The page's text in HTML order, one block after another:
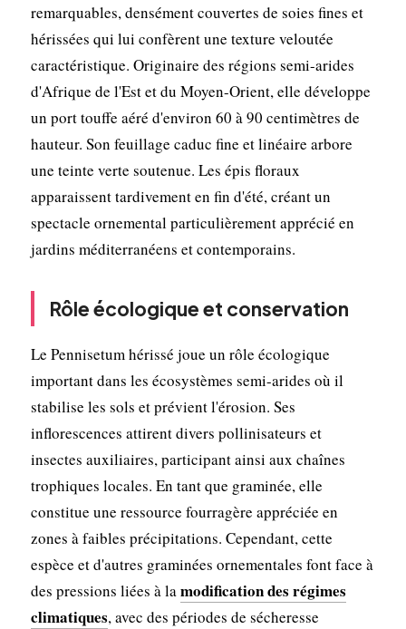
remarquables, densément couvertes de soies fines et
hérissées qui lui confèrent une texture veloutée
caractéristique. Originaire des régions semi-arides
d'Afrique de l'Est et du Moyen-Orient, elle développe
un port touffe aéré d'environ 60 à 90 centimètres de
hauteur. Son feuillage caduc fine et linéaire arbore
une teinte verte soutenue. Les épis floraux
apparaissent tardivement en fin d'été, créant un
spectacle ornemental particulièrement apprécié en
jardins méditerranéens et contemporains.
Rôle écologique et conservation
Le Pennisetum hérissé joue un rôle écologique
important dans les écosystèmes semi-arides où il
stabilise les sols et prévient l'érosion. Ses
inflorescences attirent divers pollinisateurs et
insectes auxiliaires, participant ainsi aux chaînes
trophiques locales. En tant que graminée, elle
constitue une ressource fourragère appréciée en
zones à faibles précipitations. Cependant, cette
espèce et d'autres graminées ornementales font face à
des pressions liées à lamodification des régimes
climatiques, avec des périodes de sécheresse